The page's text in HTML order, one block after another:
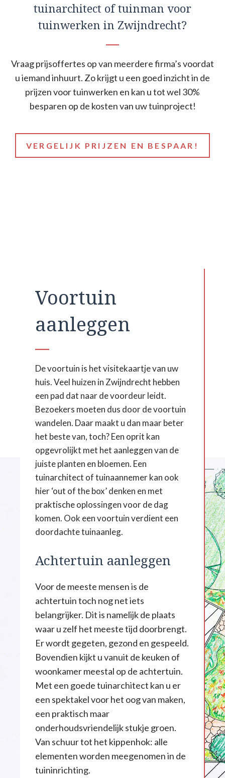
tuinarchitect of tuinman voor
tuinwerken in Zwijndrecht?
Vraag prijsoffertes op van meerdere firma’s voordat
u iemand inhuurt. Zo krijgt u een goed inzicht in de
prijzen voor tuinwerken en kan u tot wel 30%
besparen op de kosten van uw tuinproject!
VERGELIJK PRIJZEN EN BESPAAR!
Voortuin
aanleggen
De voortuin is het visitekaartje van uw
huis. Veel huizen in Zwijndrecht hebben
een pad dat naar de voordeur leidt.
Bezoekers moeten dus door de voortuin
wandelen. Daar maakt u dan maar beter
het beste van, toch? Een oprit kan
opgevrolijkt met het aanleggen van de
juiste planten en bloemen. Een
tuinarchitect of tuinaannemer kan ook
hier ‘out of the box’ denken en met
praktische oplossingen voor de dag
komen. Ook een voortuin verdient een
doordachte tuinaanleg.
Achtertuin aanleggen
Voor de meeste mensen is de
achtertuin toch nog net iets
belangrijker. Dit is namelijk de plaats
waar u zelf het meeste tijd doorbrengt.
Er wordt gegeten, gezond en gespeeld.
Bovendien kijkt u vanuit de keuken of
woonkamer meestal op de achtertuin.
Met een goede tuinarchitect kan u er
een spektakel voor het oog van maken,
een praktisch maar
onderhoudsvriendelijk stukje groen.
Van schuur tot het kippenhok: alle
elementen worden meegenomen in de
tuininrichting.